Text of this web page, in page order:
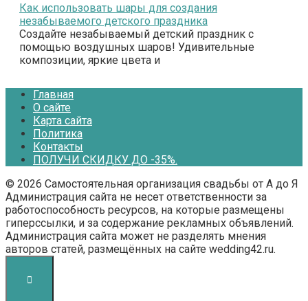
Как использовать шары для создания
незабываемого детского праздника
Создайте незабываемый детский праздник с
помощью воздушных шаров! Удивительные
композиции, яркие цвета и
Главная
О сайте
Карта сайта
Политика
Контакты
ПОЛУЧИ СКИДКУ ДО -35%.
© 2026 Самостоятельная организация свадьбы от А до Я
Администрация сайта не несет ответственности за
работоспособность ресурсов, на которые размещены
гиперссылки, и за содержание рекламных объявлений.
Администрация сайта может не разделять мнения
авторов статей, размещённых на сайте wedding42.ru.